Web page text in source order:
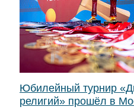
Юбилейный турнир
религий» прошёл в